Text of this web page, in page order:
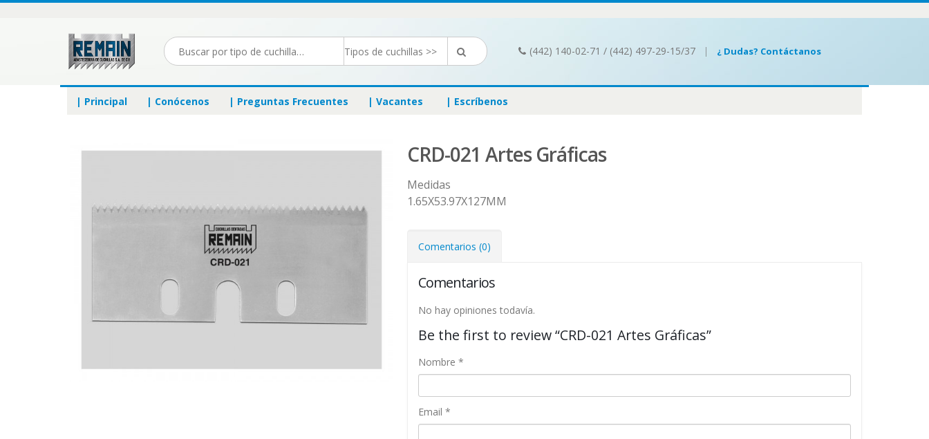
(442) 140-02-71 / (442) 497-29-15/37 | ¿ Dudas? Contáctanos
| Principal | Conócenos | Preguntas Frecuentes | Vacantes | Escríbenos
CRD-021 Artes Gráficas
Medidas
1.65X53.97X127MM
Comentarios (0)
Comentarios
No hay opiniones todavía.
Be the first to review “CRD-021 Artes Gráficas”
Nombre *
Email *